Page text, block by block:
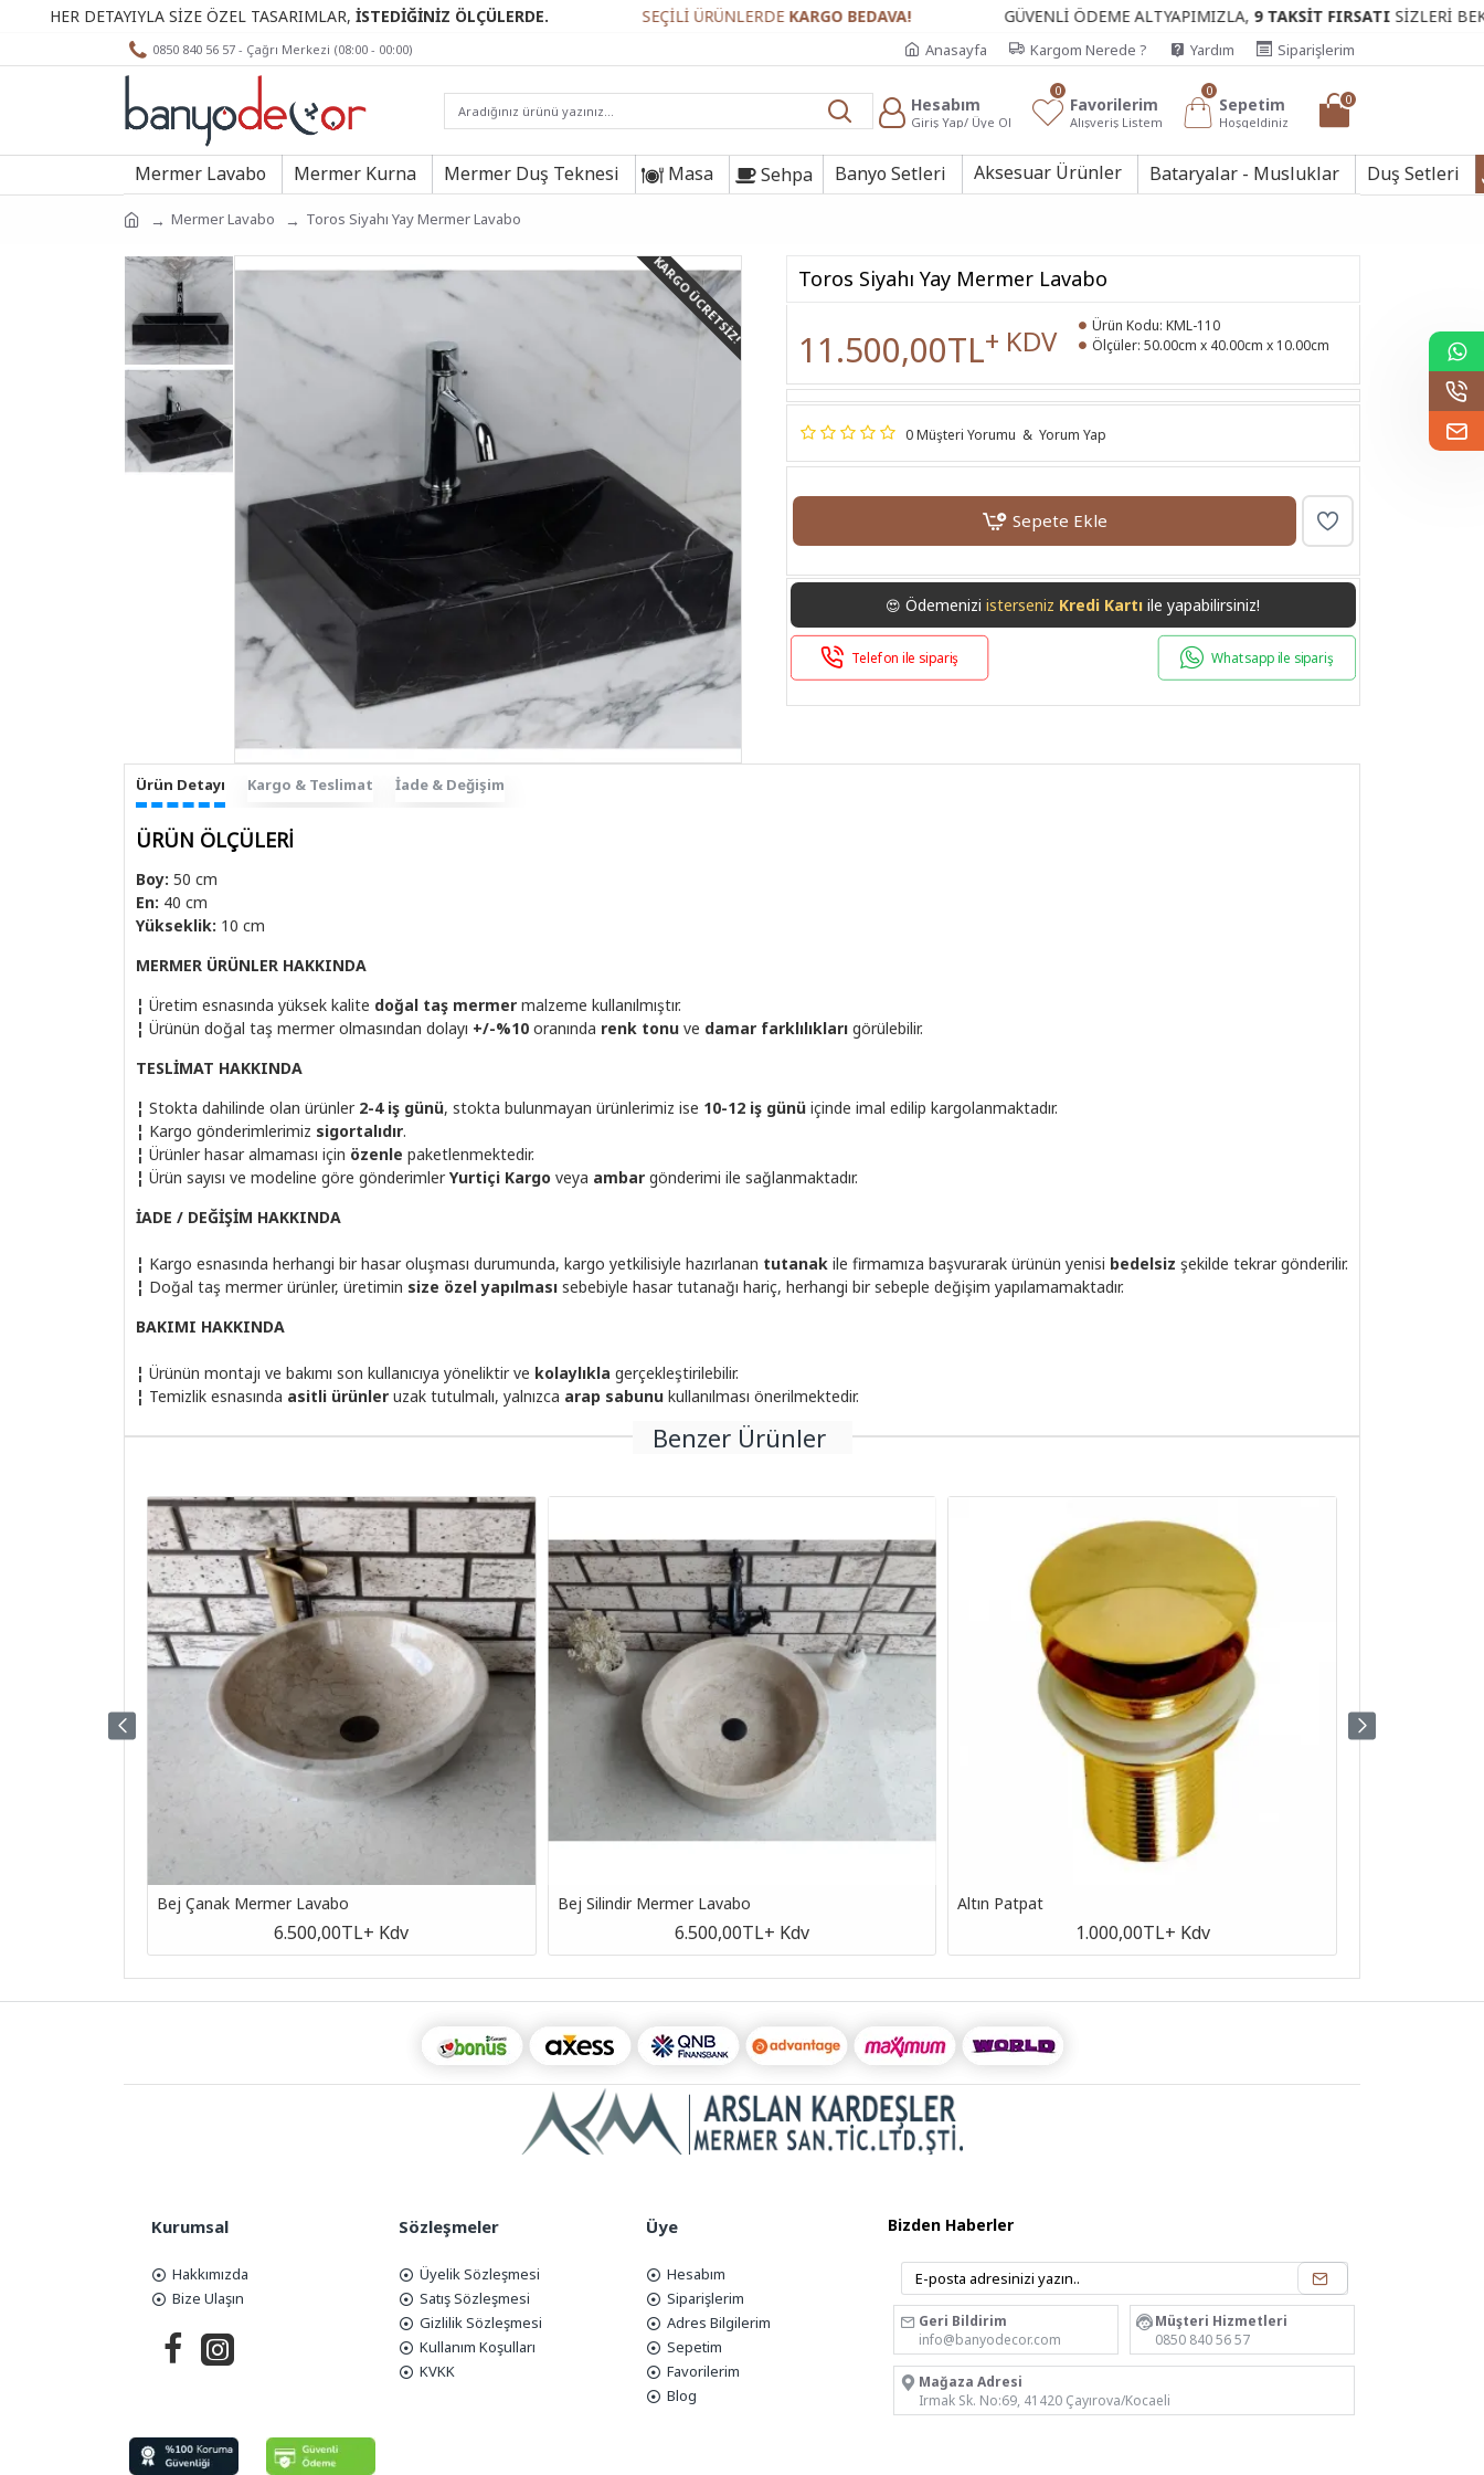
DETAYIYLA SİZE ÖZEL TASARIMLAR,İSTEDİĞİNİZ ÖLÇÜLERDE. SEÇİLİ ÜRÜNLERDEKARGO BEDAVA! GÜVENLİ ÖDEME ALTYAPIMIZLA,9 TAKSİT FIRSATISİZLERİ BEKLİYOR.
0850 840 56 57 - Çağrı Merkezi (08:00 - 00:00) Anasayfa Kargom Nerede ? Yardım Siparişlerim
Hesabım
Giriş Yap/ Üye Ol
Favorilerim
Alışveriş Listem
0
Sepetim
Hoşgeldiniz
0
0
Mermer Lavabo Mermer Kurna Mermer Duş Teknesi Masa Sehpa Banyo Setleri Aksesuar Ürünler Bataryalar - Musluklar Duş Setleri
Mermer Lavabo Toros Siyahı Yay Mermer Lavabo
KARGO ÜCRETSIZ! Toros Siyahı Yay Mermer Lavabo
0 Müşteri Yorumu & Yorum Yap
11.500,00TL+ KDV Ürün Kodu: KML-110
Ölçüler: 50.00cm x 40.00cm x 10.00cm
Sepete Ekle
😍Ödemenizi istersenizHavale/EFT ile yapabilirsiniz!
Telefon ile sipariş Whatsapp ile sipariş
Benzer Ürünler
Bej Çanak Mermer Lavabo
6.500,00TL+ Kdv
Bej Silindir Mermer Lavabo
6.500,00TL+ Kdv
Altın Patpat
1.000,00TL+ Kdv
Ürün Detayı Kargo & Teslimat İade & Değişim
ÜRÜN ÖLÇÜLERİ
Boy: 50 cm
En: 40 cm
Yükseklik: 10 cm
MERMER ÜRÜNLER HAKKINDA
¦ Üretim esnasında yüksek kalite doğal taş mermer malzeme kullanılmıştır.
¦ Ürünün doğal taş mermer olmasından dolayı +/-%10 oranında renk tonu ve damar farklılıkları görülebilir.
TESLİMAT HAKKINDA
¦ Stokta dahilinde olan ürünler 2-4 iş günü, stokta bulunmayan ürünlerimiz ise 10-12 iş günü içinde imal edilip kargolanmaktadır.
¦ Kargo gönderimlerimiz sigortalıdır.
¦ Ürünler hasar almaması için özenle paketlenmektedir.
¦ Ürün sayısı ve modeline göre gönderimlerYurtiçi Kargo veya ambar gönderimi ile sağlanmaktadır.
İADE / DEĞİŞİM HAKKINDA
¦ Kargo esnasında herhangi bir hasar oluşması durumunda, kargo yetkilisiyle hazırlanan tutanak ile firmamıza başvurarak ürünün yenisi bedelsiz şekilde tekrar gönderilir.
¦ Doğal taş mermer ürünler, üretimin size özel yapılması sebebiyle hasar tutanağı hariç, herhangi bir sebeple değişim yapılamamaktadır.
BAKIMI HAKKINDA
¦ Ürünün montajı ve bakımı son kullanıcıya yöneliktir ve kolaylıkla gerçekleştirilebilir.
¦ Temizlik esnasında asitli ürünler uzak tutulmalı, yalnızca arap sabunu kullanılması önerilmektedir.
Kurumsal
Hakkımızda
Bize Ulaşın
Sözleşmeler
Üyelik Sözleşmesi
Satış Sözleşmesi
Gizlilik Sözleşmesi
Kullanım Koşulları
KVKK
Üye
Hesabım
Siparişlerim
Adres Bilgilerim
Sepetim
Favorilerim
Blog
Bizden Haberler
Geri Bildirim
info@banyodecor.com
Müşteri Hizmetleri
0850 840 56 57
Mağaza Adresi
Irmak Sk. No:69, 41420 Çayırova/Kocaeli